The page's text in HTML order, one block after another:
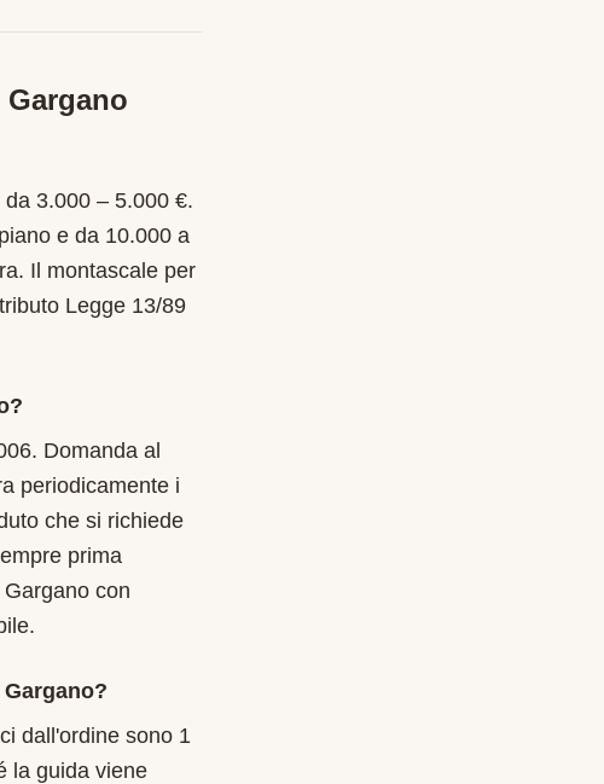
3.000 – 5.000 €.
e da 10.000 a
Il montascale per
Legge 13/89
Domanda al
periodicamente i
che si richiede
prima
con
dall'ordine sono 1
la guida viene